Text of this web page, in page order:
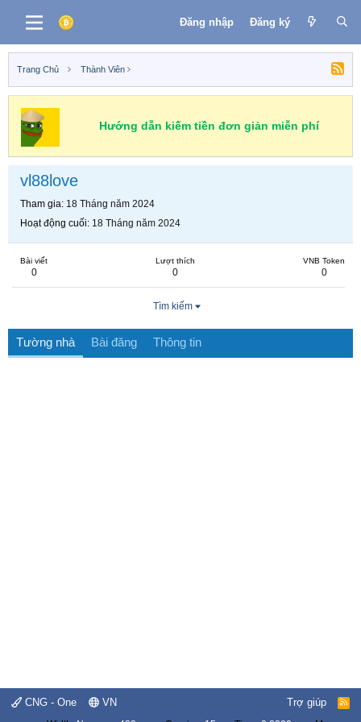
Đăng nhập Đăng ký
Trang Chủ Thành Viên
Hướng dẫn kiếm tiền đơn giản miễn phí
vl88love
Tham gia 18 Tháng năm 2024
Hoạt động cuối 18 Tháng năm 2024
Bài viết
0
Lượt thích
0
VNB Token
0
Tìm kiếm
Tường nhà Bài đăng Thông tin
CNG - One VN Trợ giúp
R